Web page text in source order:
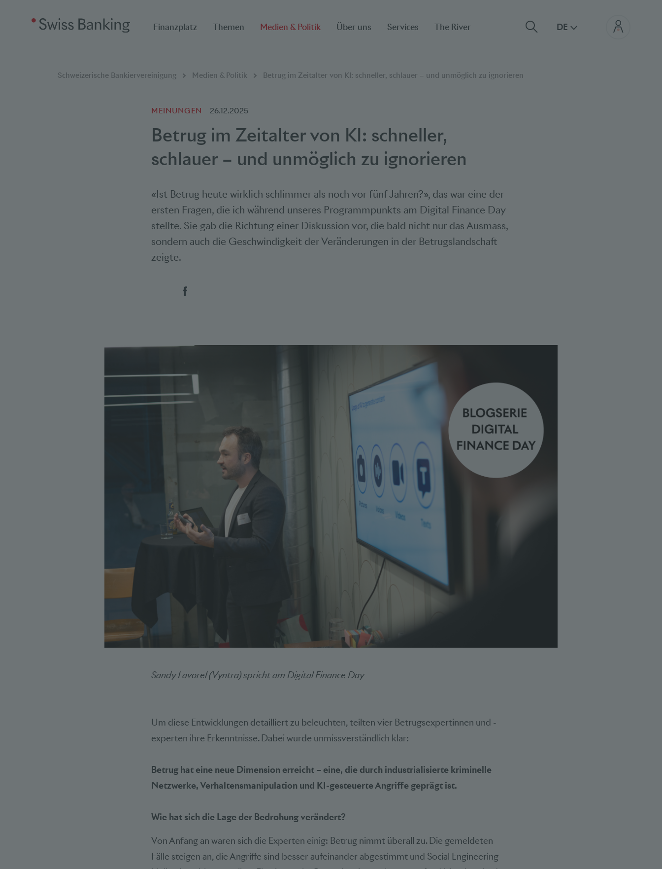
Finanzplatz Themen Medien & Politik Über uns Services The River DE
Breadcrumbnavigation
Sie befinden sich hier:
Schweizerische Bankiervereinigung Medien & Politik Betrug im Zeitalter von KI: schneller, schlauer – und unmöglich zu ignorieren
MEINUNGEN 26.12.2025
Betrug im Zeitalter von KI: schneller,
schlauer – und unmöglich zu ignorieren
«Ist Betrug heute wirklich schlimmer als noch vor fünf Jahren?», das war eine der
ersten Fragen, die ich während unseres Programmpunkts am Digital Finance Day
stellte. Sie gab die Richtung einer Diskussion vor, die bald nicht nur das Ausmass,
sondern auch die Geschwindigkeit der Veränderungen in der Betrugslandschaft
zeigte.
Social Bookmarks
Sandy Lavorel (Vyntra) spricht am Digital Finance Day
Um diese Entwicklungen detailliert zu beleuchten, teilten vier Betrugsexpertinnen und -
experten ihre Erkenntnisse. Dabei wurde unmissverständlich klar:
Betrug hat eine neue Dimension erreicht – eine, die durch industrialisierte kriminelle
Netzwerke, Verhaltensmanipulation und KI-gesteuerte Angriffe geprägt ist.
Wie hat sich die Lage der Bedrohung verändert?
Von Anfang an waren sich die Experten einig: Betrug nimmt überall zu. Die gemeldeten
Fälle steigen an, die Angriffe sind besser aufeinander abgestimmt und Social Engineering